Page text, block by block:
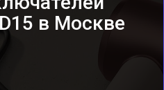
в Москве